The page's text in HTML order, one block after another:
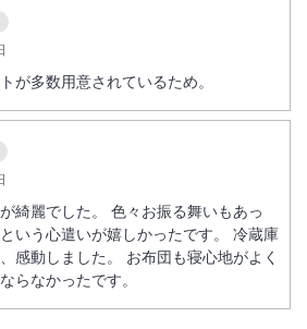
が多数用意されているため。
綺麗でした。 色々お振る舞いもあっ
いう心遣いが嬉しかったです。 冷蔵庫
感動しました。 お布団も寝心地がよく
らなかったです。